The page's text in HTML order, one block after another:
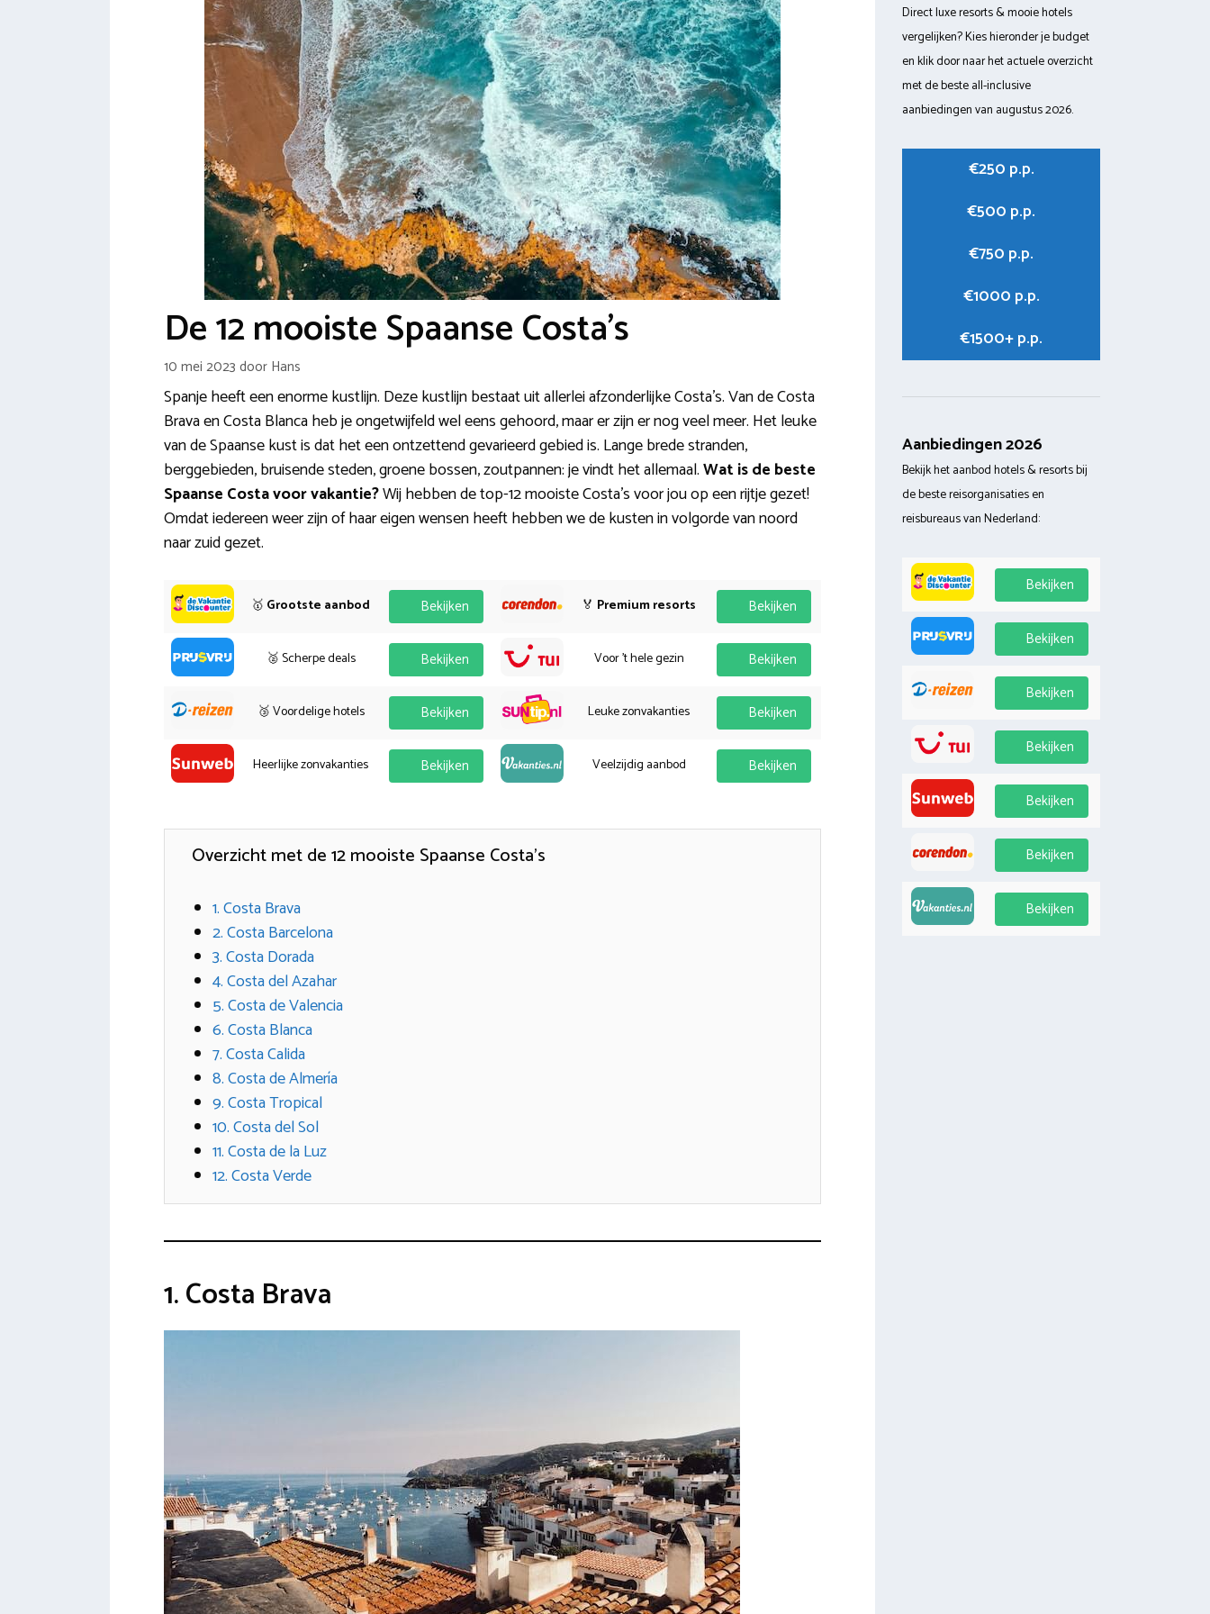
De 12 mooiste Spaanse Costa’s
10 mei 2023 door Hans
Spanje heeft een enorme kustlijn. Deze kustlijn bestaat uit allerlei afzonderlijke Costa’s. Van de Costa
Brava en Costa Blanca heb je ongetwijfeld wel eens gehoord, maar er zijn er nog veel meer. Het leuke
van de Spaanse kust is dat het een ontzettend gevarieerd gebied is. Lange brede stranden,
berggebieden, bruisende steden, groene bossen, zoutpannen: je vindt het allemaal.Wat is de beste
Spaanse Costavoor vakantie?Wij hebben de top-12 mooiste Costa’s voor jou op een rijtje gezet!
Omdat iedereen weer zijn of haar eigen wensen heeft hebben we de kusten in volgorde van noord
naar zuid gezet.
🥇 Grootste aanbod Bekijken
🥈 Scherpe deals Bekijken
🥉 Voordelige hotels Bekijken
Heerlijke zonvakanties Bekijken
🏅 Premium resorts Bekijken
Voor 't hele gezin Bekijken
Leuke zonvakanties Bekijken
Veelzijdig aanbod Bekijken
Overzicht met de 12 mooiste Spaanse Costa’s
1. Costa Brava
2. Costa Barcelona
3. Costa Dorada
4. Costa del Azahar
5. Costa de Valencia
6. Costa Blanca
7. Costa Calida
8. Costa de Almería
9. Costa Tropical
10. Costa del Sol
11. Costa de la Luz
12. Costa Verde
1. Costa Brava
Direct luxe resorts & mooie hotels
vergelijken? Kies hieronder je budget
en klik door naar het actuele overzicht
met de beste all-inclusive
aanbiedingen van augustus 2026.
€250 p.p.
€500 p.p.
€750 p.p.
€1000 p.p.
€1500+ p.p.
Aanbiedingen 2026
Bekijk het aanbod hotels & resorts bij
de beste reisorganisaties en
reisbureaus van Nederland:
Bekijken
Bekijken
Bekijken
Bekijken
Bekijken
Bekijken
Bekijken